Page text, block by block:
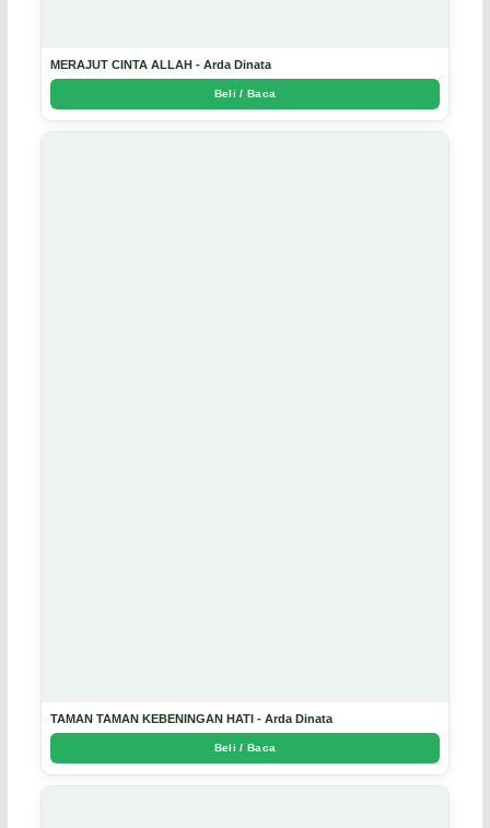
MERAJUT CINTA ALLAH - Arda Dinata
Beli / Baca
TAMAN TAMAN KEBENINGAN HATI - Arda Dinata
Beli / Baca